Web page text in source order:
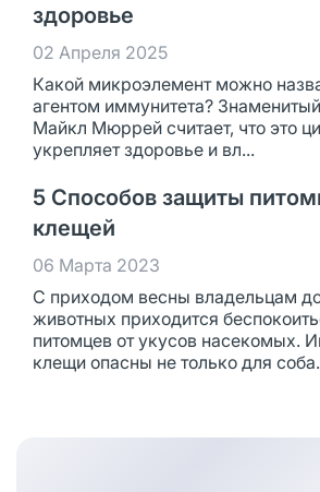
здоровье
02 Апреля 2025
Какой микроэлемент можно
агентом иммунитета?
Майкл Мюррей считает, что это
укрепляет здоровье и вл...
5 Способов защиты
клещей
06 Марта 2023
С приходом весны владельцам
животных приходится
питомцев от укусов насекомых.
клещи опасны не только для